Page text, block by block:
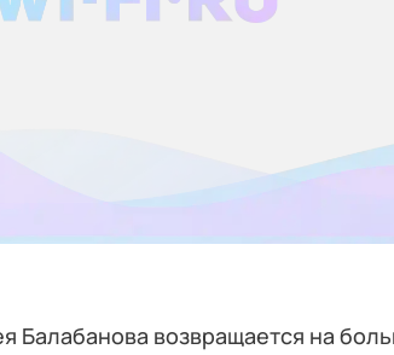
Балабанова возвращается на